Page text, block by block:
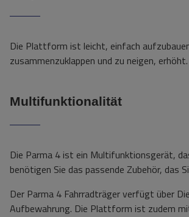
Die Plattform ist leicht, einfach
zusammenzuklappen und zu neigen, erhöht.
Multifunktionalität
Die Parma 4 ist ein Multifunktionsgerät,
benötigen Sie das passende Zubehör, das
Der Parma 4 Fahrradträger verfügt über
Aufbewahrung. Die Plattform ist zudem